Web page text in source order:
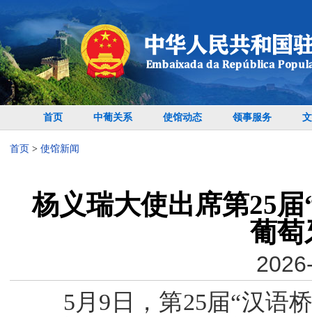
首页 中葡关系 使馆动态 领事服务
首页 > 使馆新闻
杨义瑞大使出席第25
葡萄
5月9日，第25届“汉语